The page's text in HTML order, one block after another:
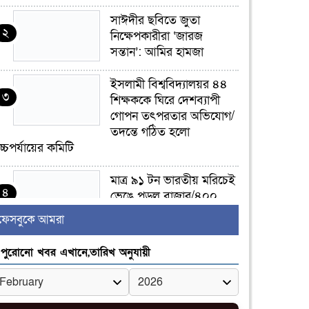
২
সাঈদীর ছবিতে জুতা
নিক্ষেপকারীরা ‘জারজ
সন্তান’: আমির হামজা
৩
ইসলামী বিশ্ববিদ্যালয়র ৪৪
শিক্ষককে ঘিরে দেশব্যাপী
গোপন তৎপরতার অভিযোগ/
তদন্তে গঠিত হলো
কমিটি
৪
মাত্র ৯১ টন ভারতীয় মরিচেই
ভেঙে পড়ল বাজার/৪০০
৫
জুলাই আন্দোলন ছিল
সম্মিলিত, লক্ষ্য হওয়া উচিত
ঐক্য ও রাষ্ট্রগঠন
আমরা
পুরোনো খবর এখানে,তারিখ অনুযায়ী